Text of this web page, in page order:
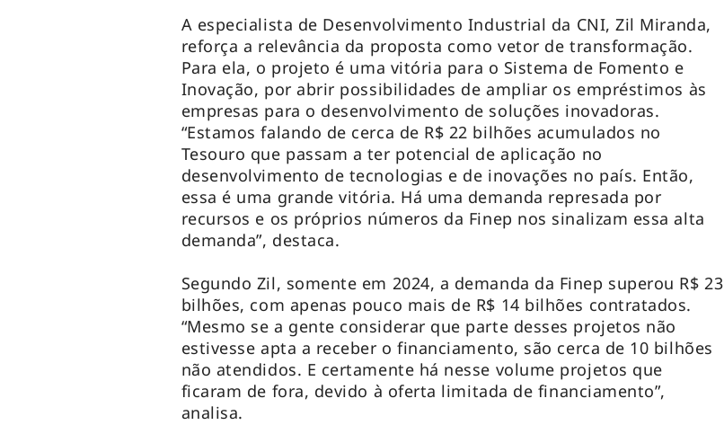
A especialista de Desenvolvimento Industrial da CNI, Zil Miranda,
reforça a relevância da proposta como vetor de transformação.
Para ela, o projeto é uma vitória para o Sistema de Fomento e
Inovação, por abrir possibilidades de ampliar os empréstimos às
empresas para o desenvolvimento de soluções inovadoras.
“Estamos falando de cerca de R$ 22 bilhões acumulados no
Tesouro que passam a ter potencial de aplicação no
desenvolvimento de tecnologias e de inovações no país. Então,
essa é uma grande vitória. Há uma demanda represada por
recursos e os próprios números da Finep nos sinalizam essa alta
demanda”, destaca.
Segundo Zil, somente em 2024, a demanda da Finep superou R$ 23
bilhões, com apenas pouco mais de R$ 14 bilhões contratados.
“Mesmo se a gente considerar que parte desses projetos não
estivesse apta a receber o financiamento, são cerca de 10 bilhões
não atendidos. E certamente há nesse volume projetos que
ficaram de fora, devido à oferta limitada de financiamento”,
analisa.